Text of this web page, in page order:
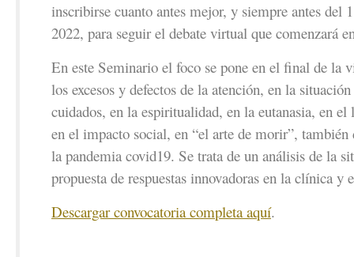
inscribirse cuanto antes mejor, y siempre antes del
2022, para seguir el debate virtual que comenzará
En este Seminario el foco se pone en el final de la
los excesos y defectos de la atención, en la
cuidados, en la espiritualidad, en la eutanasia, en
en el impacto social, en “el arte de morir”, también
la pandemia covid19. Se trata de un análisis de la
propuesta de respuestas innovadoras en la clínica y
Descargar convocatoria completa aquí.